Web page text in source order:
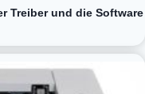
Treiber und die Software